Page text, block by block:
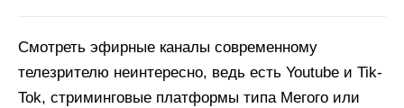
Смотреть эфирные каналы современному
телезрителю неинтересно, ведь есть Youtube и Tik-
Tok, стриминговые платформы типа Мегого или